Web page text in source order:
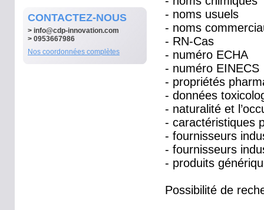
CONTACTEZ-NOUS
> info@cdp-innovation.com
> 0953667986
Nos coordonnées complètes
- noms usuels
- noms
- RN-Cas
- numéro ECHA
- numéro EINECS
- propriétés
- données
- naturalité et
- caractéristiques
- fournisseurs
- fournisseurs
- produits
Possibilité de